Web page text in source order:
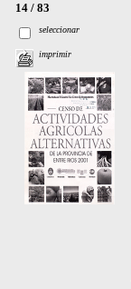
14 / 83
seleccionar
imprimir